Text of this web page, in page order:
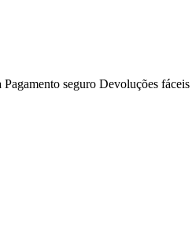
Pagamento seguro Devoluções fáceis